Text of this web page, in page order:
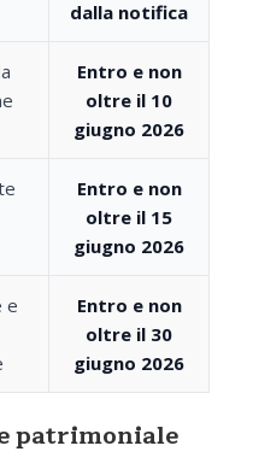
dalla notifica
Entro e non
oltre il 10
giugno 2026
Entro e non
oltre il 15
giugno 2026
e
Entro e non
oltre il 30
giugno 2026
patrimoniale